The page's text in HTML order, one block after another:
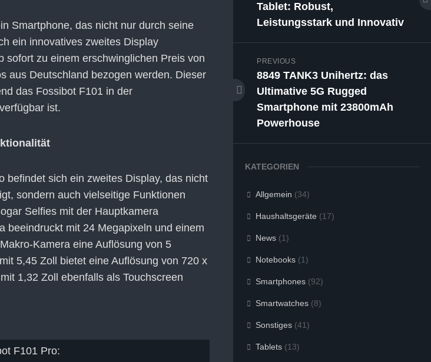
Smartphone, das nicht nur durch seine
ein innovatives zweites Display
sofort zu einem erschwinglichen Preis von
aus Deutschland bezogen werden. Dieser
das Fossibot F101 in der
ist.
befindet sich ein zweites Display, das nicht
sondern auch vielseitige Funktionen
Selfies mit der Hauptkamera
beeindruckt mit 24 Megapixeln und einem
Kamera eine Auflösung von 5
5,45 Zoll bietet eine Auflösung von 720 x
1,32 Zoll ebenfalls als Touchscreen
Tablet: Robust,
Leistungsstark und Innovativ
PREVIOUS
8849 TANK3 Unihertz: das
Ultimative 5G Rugged
Smartphone mit 23800mAh
Powerhouse
KATEGORIEN
Allgemein (34)
Haushaltsgeräte (17)
News (1)
Notebooks (1)
Smartphones (92)
Smartwatches (8)
Sonstiges (41)
Tablets (13)